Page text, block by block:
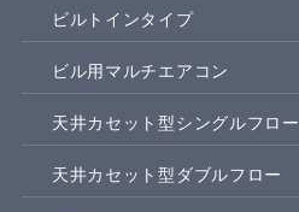
ビルトインタイプ
ビル用マルチエアコン
天井カセット型シングルフロー
天井カセット型ダブルフロー